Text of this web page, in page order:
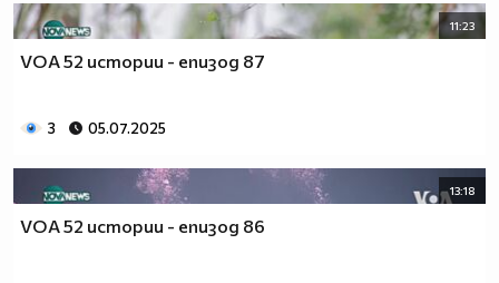
11:23
VOA 52 истории - епизод 87
3 05.07.2025
13:18
VOA 52 истории - епизод 86